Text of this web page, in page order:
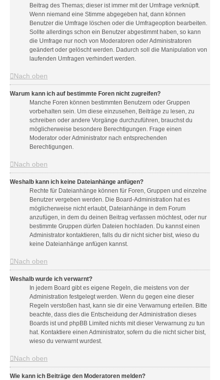
Beitrag des Themas; dieser ist immer mit der Umfrage verknüpft.
Wenn niemand eine Stimme abgegeben hat, dann können
Benutzer die Umfrage löschen oder die Umfrageoption bearbeiten.
Sollte allerdings schon ein Benutzer abgestimmt haben, so kann
die Umfrage nur noch von Moderatoren oder Administratoren
geändert oder gelöscht werden. Dadurch soll die Manipulation von
laufenden Umfragen verhindert werden.
Nach oben
Warum kann ich auf bestimmte Foren nicht zugreifen?
Manche Foren können bestimmten Benutzern oder Gruppen
vorbehalten sein. Um diese einzusehen, Beiträge zu lesen, zu
schreiben oder andere Vorgänge durchzuführen, brauchst du
möglicherweise besondere Berechtigungen. Frage einen
Moderator oder Administrator nach entsprechenden
Berechtigungen.
Nach oben
Weshalb kann ich keine Dateianhänge anfügen?
Rechte für Dateianhänge können für Foren, Gruppen und einzelne
Benutzer vergeben werden. Die Board-Administration hat es
möglicherweise nicht erlaubt, Dateianhänge in dem Forum
anzufügen, in dem du deinen Beitrag verfassen möchtest, oder nur
bestimmte Gruppen dürfen Dateien hochladen. Du kannst einen
Administrator kontaktieren, falls du dir nicht sicher bist, wieso du
keine Dateianhänge anfügen kannst.
Nach oben
Weshalb wurde ich verwarnt?
In jedem Board gibt es eigene Regeln, die meistens von der
Administration festgelegt werden. Wenn du gegen eine dieser
Regeln verstoßen hast, kann sie dir eine Verwarnung erteilen. Bitte
beachte, dass dies die Entscheidung der Administration dieses
Boards ist und phpBB Limited nichts mit dieser Verwarnung zu tun
hat. Kontaktiere einen Administrator, sofern du die nicht sicher bist,
wieso du verwarnt wurdest.
Nach oben
Wie kann ich Beiträge den Moderatoren melden?